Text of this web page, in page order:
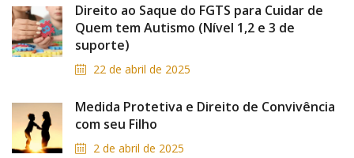
Direito ao Saque do FGTS para Cuidar de
Quem tem Autismo (Nível 1,2 e 3 de
suporte)
22 de abril de 2025
Medida Protetiva e Direito de Convivência
com seu Filho
2 de abril de 2025